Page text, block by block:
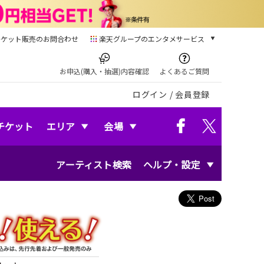
ット販売のお問合わせ 楽天グループのエンタメサービス
本/ゲーム/CD/DVD
楽天ブックス
電子書籍
楽天Kobo
音楽配信
お申込(購入・抽選)内容確認 よくあるご質問
ログイン / 会員登録
ケット エリア 会場
アーティスト検索 ヘルプ・設定